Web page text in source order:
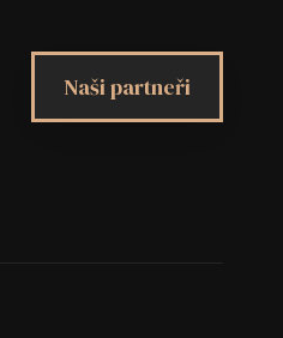
Naši partneři